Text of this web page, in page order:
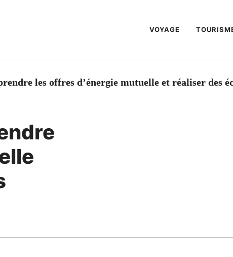
VOYAGE
les offres d’énergie mutuelle et réaliser des